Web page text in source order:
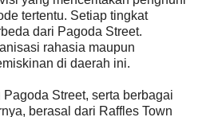
tertentu. Setiap tingkat
dari Pagoda Street.
rahasia maupun
di daerah ini.
Street, serta berbagai
berasal dari Raffles Town